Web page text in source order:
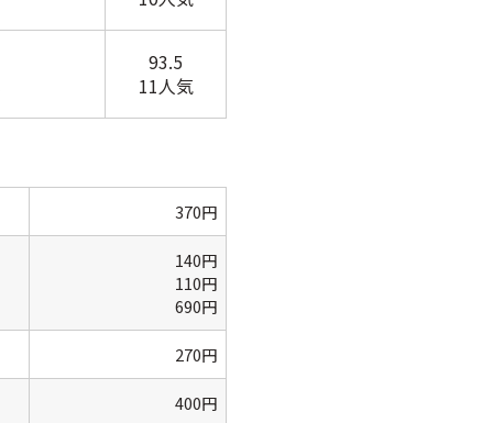
93.5
11人気
370円
140円
110円
690円
270円
400円